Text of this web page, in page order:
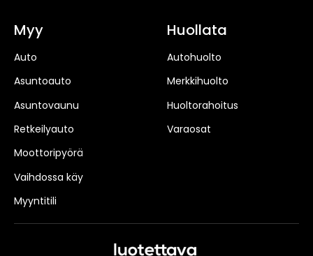
Myy
Auto
Asuntoauto
Asuntovaunu
Retkeilyauto
Moottoripyörä
Vaihdossa käy
Myyntitili
Huollata
Autohuolto
Merkkihuolto
Huoltorahoitus
Varaosat